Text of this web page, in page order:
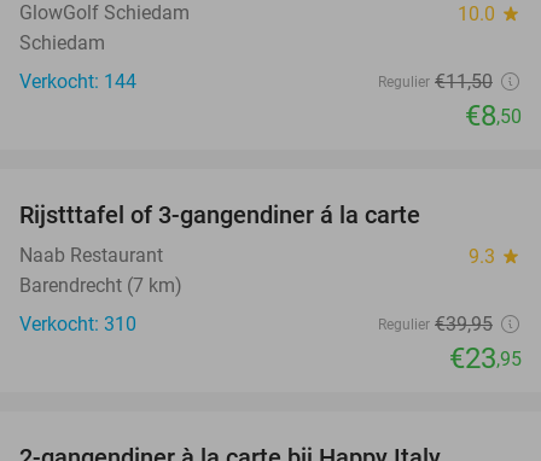
GlowGolf Schiedam 10.0 star
Schiedam
Verkocht: 144
Regulier €11,50
€8,50
Rijstttafel of 3-gangendiner á la carte
Naab Restaurant 9.3 star
Barendrecht (7 km)
Verkocht: 310
Regulier €39,95
€23,95